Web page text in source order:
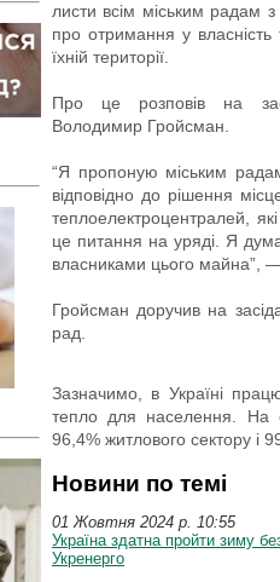
листи всім міським радам
про отримання у
їхній території.
Про це розповів на
Володимир Гройсман.
“Я пропоную міським радам
відповідно до рішення
теплоелектроцентралей,
це питання на уряді. Я
власниками цього майна”,
Гройсман доручив на
рад.
Зазначимо, в Україні
тепло для населення. На
96,4% житлового сектору і
Новини по темі
01 Жовтня 2024 p. 10:55
Україна здатна пройти зиму
Укренерго